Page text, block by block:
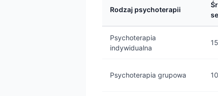
Rodzaj psychoterapii
Psychoterapia
indywidualna
Psychoterapia grupowa